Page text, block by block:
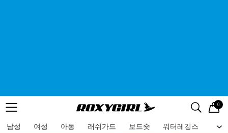
메뉴 검색
로고 0
남성 여성 아동 래쉬가드 보드숏 워터레깅스 비
메뉴